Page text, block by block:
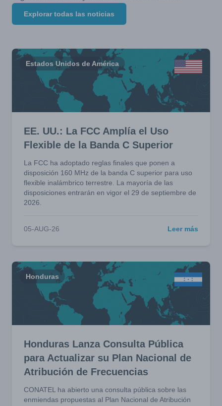
Explorar todas las noticias
Estados Unidos de América
EE. UU.: La FCC Amplía el Uso
Flexible de la Banda C Superior
La FCC ha adoptado reglas finales que ponen a
disposición 160 MHz de la banda C superior para uso
flexible inalámbrico terrestre. La mayoría de las
disposiciones entrarán en vigor el 29 de septiembre de
2026.
05-AUG-26 Leer más
Honduras
Honduras Lanza Consulta Pública
para Actualizar su Plan Nacional de
Atribución de Frecuencias
CONATEL ha abierto una consulta pública sobre las
enmiendas propuestas al Plan Nacional de Atribución